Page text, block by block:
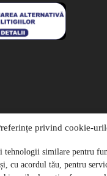
privind cookie-
tehnologii similare pentru
cu acordul tău, pentru